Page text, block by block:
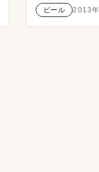
ビール 2013